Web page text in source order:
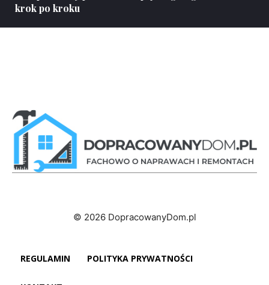
krok po kroku
© 2026 DopracowanyDom.pl
REGULAMIN POLITYKA PRYWATNOŚCI